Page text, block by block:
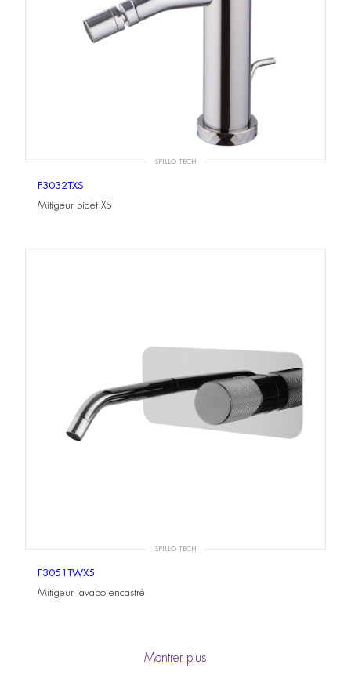
SPILLO TECH
F3032TXS
Mitigeur bidet XS
SPILLO TECH
F3051TWX5
Mitigeur lavabo encastré
Montrer plus